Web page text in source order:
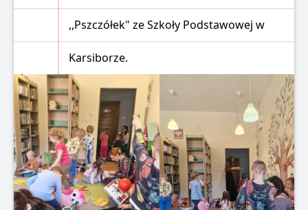
,,Pszczółek" ze Szkoły Podstawowej w
Karsiborze.